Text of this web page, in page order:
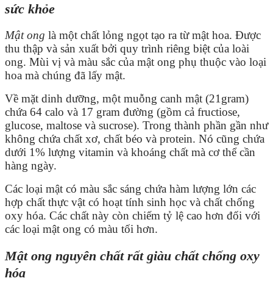
sức khỏe
Mật ong là một chất lỏng ngọt tạo ra từ mật hoa. Được
thu thập và sản xuất bởi quy trình riêng biệt của loài
ong. Mùi vị và màu sắc của mật ong phụ thuộc vào loại
hoa mà chúng đã lấy mật.
Về mặt dinh dưỡng, một muỗng canh mật (21gram)
chứa 64 calo và 17 gram đường (gồm cả fructiose,
glucose, maltose và sucrose). Trong thành phần gần như
không chứa chất xơ, chất béo và protein. Nó cũng chứa
dưới 1% lượng vitamin và khoáng chất mà cơ thể cần
hàng ngày.
Các loại mật có màu sắc sáng chứa hàm lượng lớn các
hợp chất thực vật có hoạt tính sinh học và chất chống
oxy hóa. Các chất này còn chiếm tỷ lệ cao hơn đối với
các loại mật ong có màu tối hơn.
Mật ong nguyên chất rất giàu chất chống oxy
hóa